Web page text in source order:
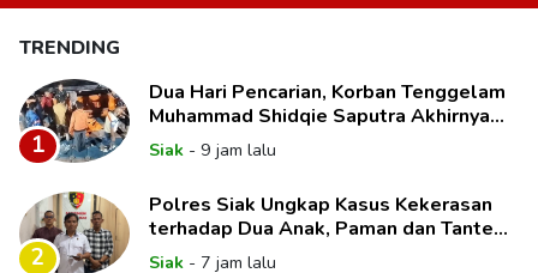
TRENDING
1
Dua Hari Pencarian, Korban Tenggelam
Muhammad Shidqie Saputra Akhirnya
Ditemukan
Siak - 9 jam lalu
2
Polres Siak Ungkap Kasus Kekerasan
terhadap Dua Anak, Paman dan Tante
Korban Jadi Tersangka
Siak - 7 jam lalu